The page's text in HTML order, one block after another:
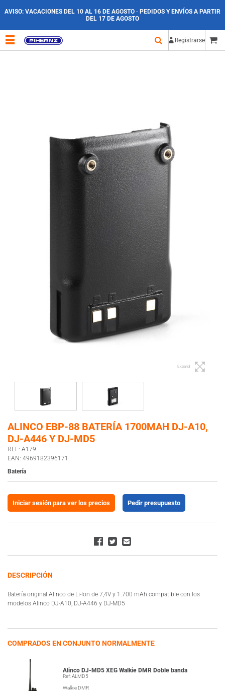
AVISO: VACACIONES DEL 10 AL 16 DE AGOSTO · PEDIDOS Y ENVÍOS A PARTIR
DEL 17 DE AGOSTO
Registrarse
Expand
ALINCO EBP-88 BATERÍA 1700MAH DJ-A10,
DJ-A446 Y DJ-MD5
REF: A179
EAN: 4969182396171
Batería
Iniciar sesión para ver los precios Pedir presupuesto
DESCRIPCIÓN
Batería original Alinco de Li-Ion de 7,4V y 1.700 mAh compatible con los
modelos Alinco DJ-A10, DJ-A446 y DJ-MD5
COMPRADOS EN CONJUNTO NORMALMENTE
Alinco DJ-MD5 XEG Walkie DMR Doble banda
Ref: ALMD5
Walkie DMR